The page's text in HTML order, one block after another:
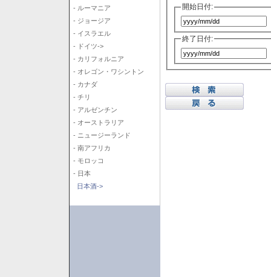
- ルーマニア
- ジョージア
- イスラエル
- ドイツ->
- カリフォルニア
- オレゴン・ワシントン
- カナダ
- チリ
- アルゼンチン
- オーストラリア
- ニュージーランド
- 南アフリカ
- モロッコ
- 日本
日本酒->
開始日付:
終了日付: